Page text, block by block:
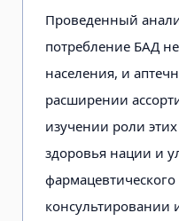
Проведенный
потребление БАД
населения, и
расширении
изучении роли
здоровья нации и
консультировании